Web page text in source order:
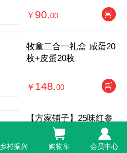
￥ 90.00
牧童二合一礼盒 咸蛋20
枚+皮蛋20枚
￥ 148.00
【方家铺子】25味红参
玫瑰茶/432克（18克*24
罐）/盒
乡村振兴 购物车 会员中心